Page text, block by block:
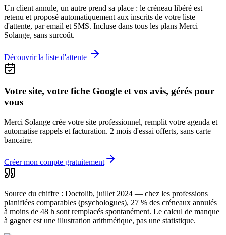
Un client annule, un autre prend sa place : le créneau libéré est
retenu et proposé automatiquement aux inscrits de votre liste
d'attente, par email et SMS. Incluse dans tous les plans Merci
Solange, sans surcoût.
Découvrir la liste d'attente
Votre site, votre fiche Google et vos avis, gérés pour
vous
Merci Solange crée votre site professionnel, remplit votre agenda et
automatise rappels et facturation. 2 mois d'essai offerts, sans carte
bancaire.
Créer mon compte gratuitement
Source du chiffre : Doctolib, juillet 2024 — chez les professions
planifiées comparables (psychologues), 27 % des créneaux annulés
à moins de 48 h sont remplacés spontanément. Le calcul de manque
à gagner est une illustration arithmétique, pas une statistique.